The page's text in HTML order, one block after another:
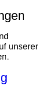
unserer